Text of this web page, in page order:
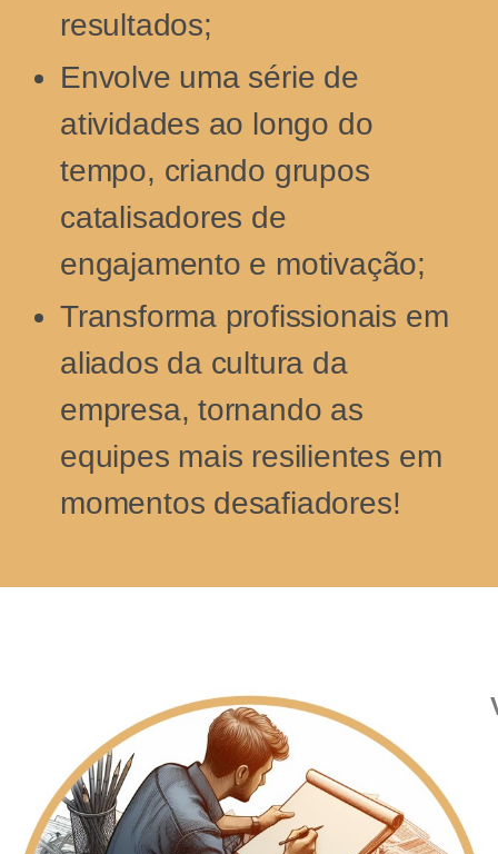
resultados;
Envolve uma série de
atividades ao longo do
tempo, criando grupos
catalisadores de
engajamento e motivação;
Transforma profissionais em
aliados da cultura da
empresa, tornando as
equipes mais resilientes em
momentos desafiadores!